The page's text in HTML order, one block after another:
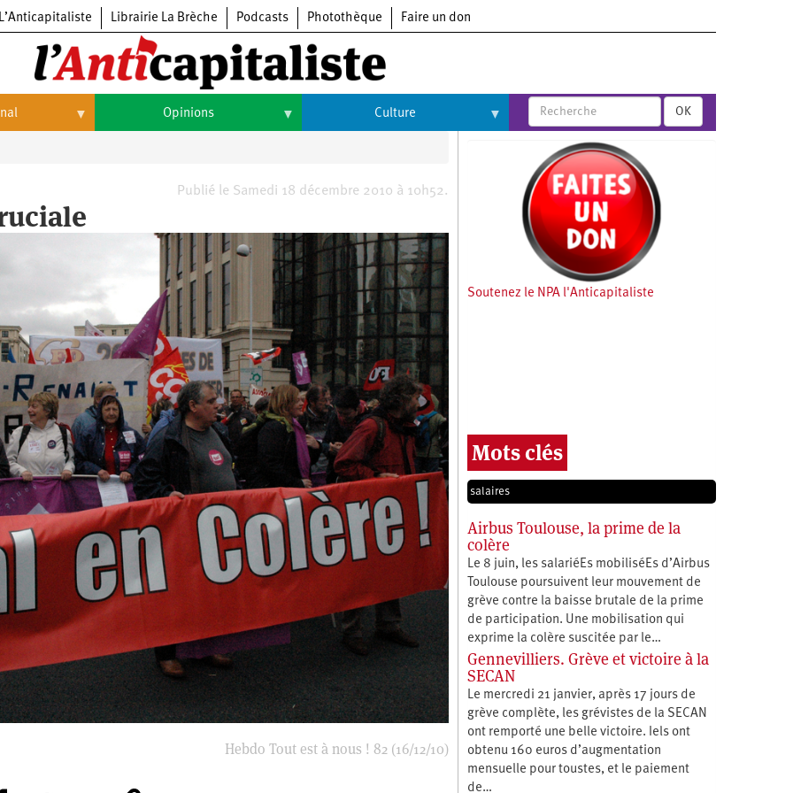
L’Anticapitaliste Librairie La Brèche Podcasts Photothèque Faire un don
Opinions Culture
Arts
Expositions
Livres
Musique
OK
Publié le Samedi 18 décembre 2010 à 10h52.
Hebdo Tout est à nous ! 82 (16/12/10)
Soutenez le NPA l'Anticapitaliste
Mots clés
salaires
Airbus Toulouse, la prime de la
colère
Le 8 juin, les salariéEs mobiliséEs d’Airbus
Toulouse poursuivent leur mouvement de
grève contre la baisse brutale de la prime
de participation. Une mobilisation qui
exprime la colère suscitée par le…
Gennevilliers. Grève et victoire à la
SECAN
Le mercredi 21 janvier, après 17 jours de
grève complète, les grévistes de la SECAN
ont remporté une belle victoire. Iels ont
obtenu 160 euros d’augmentation
mensuelle pour toustes, et le paiement
de…